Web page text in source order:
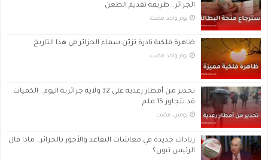
الجزائر.. طريقة تقديم الطعن
‏يوم واحد مضت
ظاهرة فلكية نادرة تزيّن سماء الجزائر في هذا التاريخ
‏يوم واحد مضت
تحذير من أمطار رعدية على 32 ولاية جزائرية اليوم.. الكميات
قد تتجاوز 15 ملم
‏يومين مضت
زيادات جديدة في معاشات التقاعد والأجور بالجزائر.. ماذا قال
الرئيس تبون؟